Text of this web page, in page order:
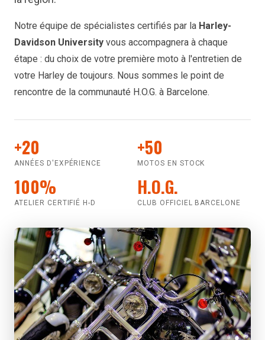
Notre équipe de spécialistes certifiés par la Harley-
Davidson University vous accompagnera à chaque
étape : du choix de votre première moto à l'entretien de
votre Harley de toujours. Nous sommes le point de
rencontre de la communauté H.O.G. à Barcelone.
+20
ANNÉES D'EXPÉRIENCE
+50
MOTOS EN STOCK
100%
ATELIER CERTIFIÉ H-D
H.O.G.
CLUB OFFICIEL BARCELONE